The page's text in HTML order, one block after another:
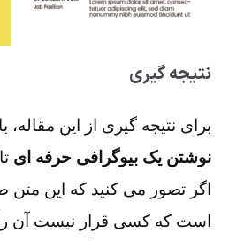
نتیجه گیری
برای نتیجه گیری از این مقاله،
نوشتن یک بیوگرافی حرفه ای
اگر تصور می کنید که این متن
است که کسی قرار نیست آن